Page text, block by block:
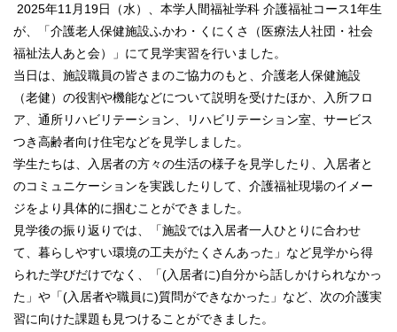
2025年11月19日（水）、本学人間福祉学科 介護福祉コース1年生
が、「介護老人保健施設ふかわ・くにくさ（医療法人社団・社会
福祉法人あと会）」にて見学実習を行いました。
当日は、施設職員の皆さまのご協力のもと、介護老人保健施設
（老健）の役割や機能などについて説明を受けたほか、入所フロ
ア、通所リハビリテーション、リハビリテーション室、サービス
つき高齢者向け住宅などを見学しました。
学生たちは、入居者の方々の生活の様子を見学したり、入居者と
のコミュニケーションを実践したりして、介護福祉現場のイメー
ジをより具体的に掴むことができました。
見学後の振り返りでは、「施設では入居者一人ひとりに合わせ
て、暮らしやすい環境の工夫がたくさんあった」など見学から得
られた学びだけでなく、「(入居者に)自分から話しかけられなかっ
た」や「(入居者や職員に)質問ができなかった」など、次の介護実
習に向けた課題も見つけることができました。